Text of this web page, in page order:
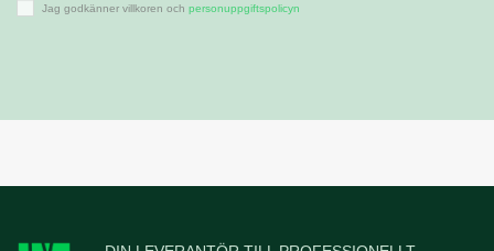
Jag godkänner villkoren och personuppgiftspolicyn